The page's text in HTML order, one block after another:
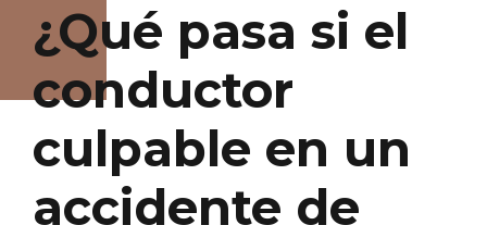
¿Qué pasa si el
conductor
culpable en un
accidente de